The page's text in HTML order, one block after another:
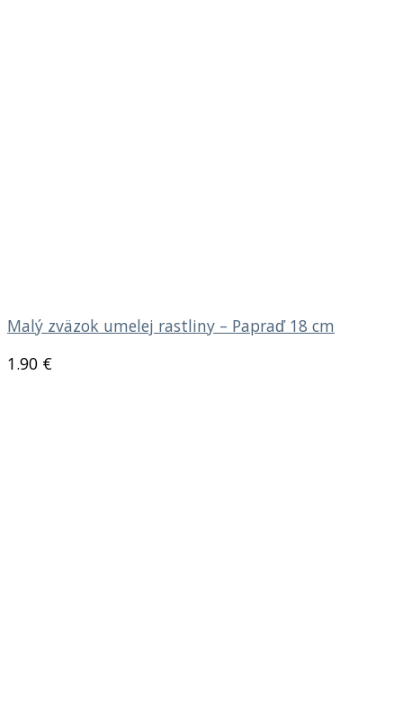
Malý zväzok umelej rastliny – Papraď 18 cm
1.90 €